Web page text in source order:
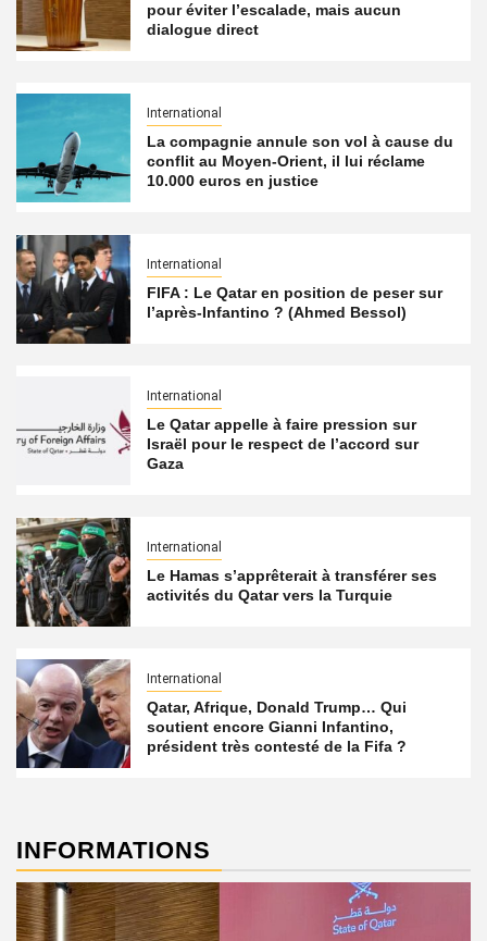
pour éviter l’escalade, mais aucun
dialogue direct
International
La compagnie annule son vol à cause du
conflit au Moyen-Orient, il lui réclame
10.000 euros en justice
International
FIFA : Le Qatar en position de peser sur
l’après-Infantino ? (Ahmed Bessol)
International
Le Qatar appelle à faire pression sur
Israël pour le respect de l’accord sur
Gaza
International
Le Hamas s’apprêterait à transférer ses
activités du Qatar vers la Turquie
International
Qatar, Afrique, Donald Trump… Qui
soutient encore Gianni Infantino,
président très contesté de la Fifa ?
INFORMATIONS